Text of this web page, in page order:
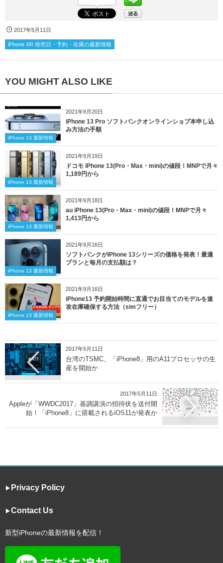
2017年5月11日
iPhone XR 発売日・予約・在庫の最新情報
YOU MIGHT ALSO LIKE
2021年9月20日
iPhone 13 最新情報
iPhone 13 Pro ソフトバンクオンラインショプ本申し込
み方法の手順
2021年9月19日
iPhone 13 最新情報
ドコモ iPhone 13(Pro・Max・mini)の値段！MNPで月々
1,189円から
2021年9月18日
iPhone 13 最新情報
au iPhone 13(Pro・Max・mini)の値段！MNPで月々
1,413円から
2021年9月16日
iPhone 13 最新情報
ソフトバンクがiPhone 13シリーズの価格を発表！最適
プランと毎月の支払額は？
2021年9月16日
iPhone 13 最新情報
iPhone13 予約開始時間に直通でお目当てのモデルを速
攻在庫確保する方法（simフリー）
2017年5月11日
台湾のTSMC、「iPhone8」用のA11プロセッサの生
産を開始か
2017年5月11日
Appleが「WWDC2017」基調講演の招待状を送付開
始！「iPhone8」に搭載されるiOS11が発表か
▶︎ Privacy Policy
▶︎Contact Us
新型iPhoneの最新情報を配信！